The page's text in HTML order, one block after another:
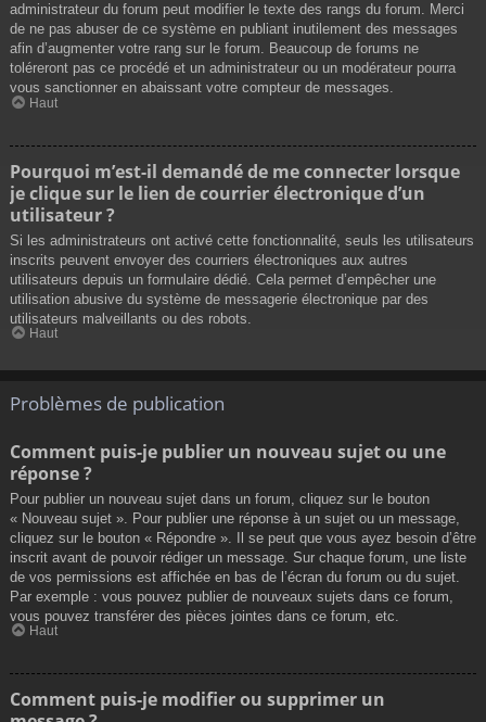
administrateur du forum peut modifier le texte des rangs du forum. Merci
de ne pas abuser de ce système en publiant inutilement des messages
afin d’augmenter votre rang sur le forum. Beaucoup de forums ne
toléreront pas ce procédé et un administrateur ou un modérateur pourra
vous sanctionner en abaissant votre compteur de messages.
Haut
Pourquoi m’est-il demandé de me connecter lorsque
je clique sur le lien de courrier électronique d’un
utilisateur ?
Si les administrateurs ont activé cette fonctionnalité, seuls les utilisateurs
inscrits peuvent envoyer des courriers électroniques aux autres
utilisateurs depuis un formulaire dédié. Cela permet d’empêcher une
utilisation abusive du système de messagerie électronique par des
utilisateurs malveillants ou des robots.
Haut
Problèmes de publication
Comment puis-je publier un nouveau sujet ou une
réponse ?
Pour publier un nouveau sujet dans un forum, cliquez sur le bouton
« Nouveau sujet ». Pour publier une réponse à un sujet ou un message,
cliquez sur le bouton « Répondre ». Il se peut que vous ayez besoin d’être
inscrit avant de pouvoir rédiger un message. Sur chaque forum, une liste
de vos permissions est affichée en bas de l’écran du forum ou du sujet.
Par exemple : vous pouvez publier de nouveaux sujets dans ce forum,
vous pouvez transférer des pièces jointes dans ce forum, etc.
Haut
Comment puis-je modifier ou supprimer un